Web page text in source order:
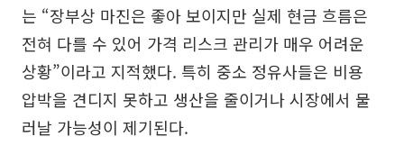
는 “장부상 마진은 좋아 보이지만 실제 현금 흐름은
전혀 다를 수 있어 가격 리스크 관리가 매우 어려운
상황”이라고 지적했다. 특히 중소 정유사들은 비용
압박을 견디지 못하고 생산을 줄이거나 시장에서 물
러날 가능성이 제기된다.